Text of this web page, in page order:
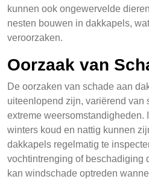
kunnen ook ongewervelde
nesten bouwen in dakkapels,
veroorzaken.
Oorzaak van
De oorzaken van schade aan
uiteenlopend zijn, variërend van
extreme weersomstandigheden.
winters koud en nattig kunnen
dakkapels regelmatig te
vochtintrenging of beschadiging
kan windschade optreden